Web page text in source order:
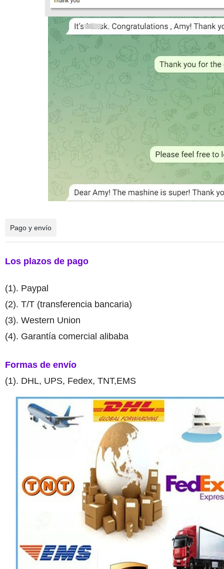
Pago y envío
Los plazos de pago
(1). Paypal
(2). T/T (transferencia bancaria)
(3). Western Union
(4). Garantía comercial alibaba
Formas de envío
(1). DHL, UPS, Fedex, TNT,EMS